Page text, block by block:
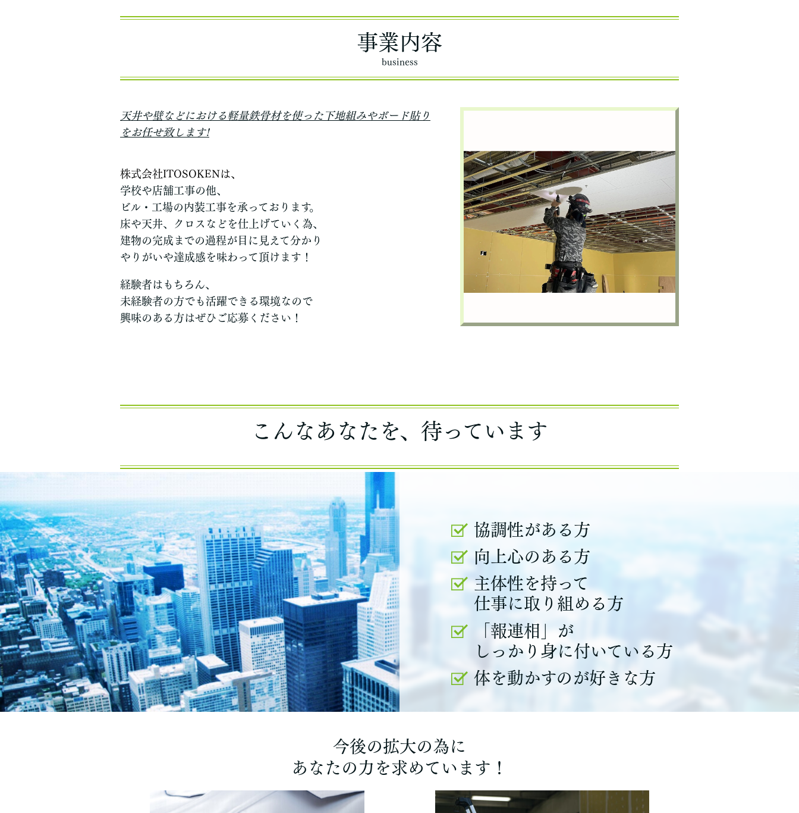
事業内容
business
天井や壁などにおける軽量鉄骨材を使った下地組みやボード貼り
をお任せ致します!
株式会社ITOSOKENは、
学校や店舗工事の他、
ビル・工場の内装工事を承っております。
床や天井、クロスなどを仕上げていく為、
建物の完成までの過程が目に見えて分かり
やりがいや達成感を味わって頂けます！
経験者はもちろん、
未経験者の方でも活躍できる環境なので
興味のある方はぜひご応募ください！
こんなあなたを、待っています
協調性がある方
向上心のある方
主体性を持って
仕事に取り組める方
「報連相」が
しっかり身に付いている方
体を動かすのが好きな方
今後の拡大の為に
あなたの力を求めています！